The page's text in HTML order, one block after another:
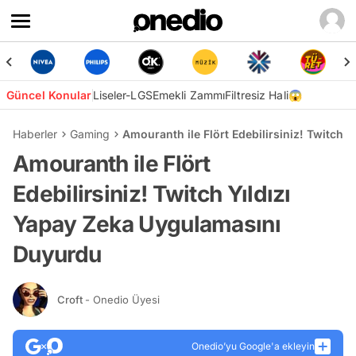
Güncel KonularLiseler-LGSEmekli ZammıFiltresiz Hali😱
Haberler Gaming Amouranth ile Flört Edebilirsiniz! Twitch
Amouranth ile Flört
Edebilirsiniz! Twitch Yıldızı
Yapay Zeka Uygulamasını
Duyurdu
Croft - Onedio Üyesi
Onedio’yu Google'a ekleyin